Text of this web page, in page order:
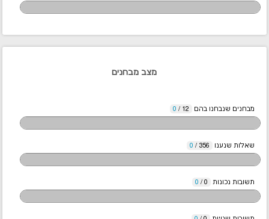
מצב מבחנים
מבחנים שנבחנו בהם 12
/
0
שאלות שנענו 356
/
0
תשובות נכונות 0
/
0